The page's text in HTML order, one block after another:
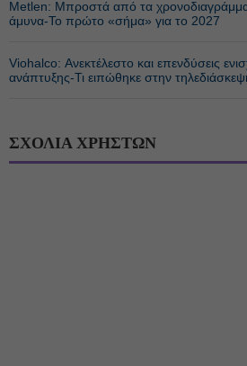
Metlen: Μπροστά από τα
άμυνα-Το πρώτο «σήμα» για το 2027
Viohalco: Ανεκτέλεστο και επενδύσεις
ανάπτυξης-Τι ειπώθηκε στην
ΣΧΟΛΙΑ ΧΡΗΣΤΩΝ